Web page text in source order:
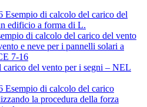
Esempio di calcolo del carico del
edificio a forma di L.
di calcolo del carico del vento
e neve per i pannelli solari a
7-16
carico del vento per i segni – NEL
Esempio di calcolo del carico
la procedura della forza